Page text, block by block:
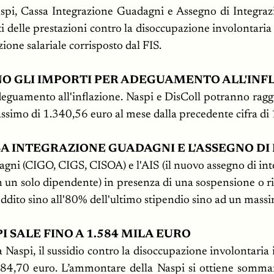
Cassa Integrazione Guadagni e Assegno di
prestazioni contro la disoccupazione involontaria
salariale corrisposto dal FIS.
GLI IMPORTI PER ADEGUAMENTO
all'inflazione. Naspi e DisColl potranno
di 1.340,56 euro al mese dalla precedente cifra
INTEGRAZIONE GUADAGNI E L'ASSEGNO
(CIGO, CIGS, CISOA) e l'AIS (il nuovo assegno di
solo dipendente) in presenza di una sospensione
sino all'80% dell'ultimo stipendio sino ad un
SALE FINO A 1.584 MILA EURO
il sussidio contro la disoccupazione
euro. L’ammontare della Naspi si ottiene